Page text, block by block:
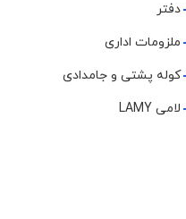
دفتر
ملزومات اداری
کوله پشتی و جامدادی
لامی LAMY